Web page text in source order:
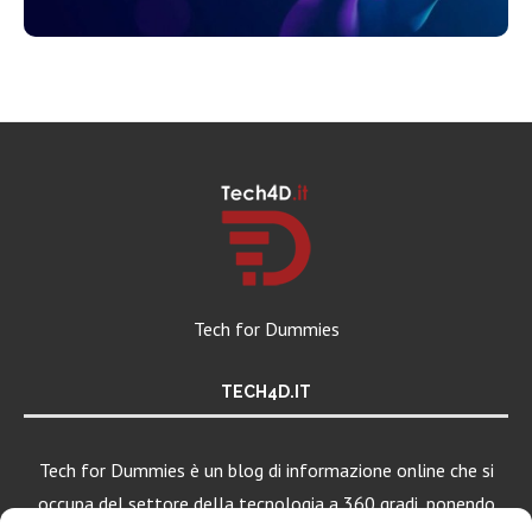
Tech for Dummies
TECH4D.IT
Tech for Dummies è un blog di informazione online che si
occupa del settore della tecnologia a 360 gradi, ponendo